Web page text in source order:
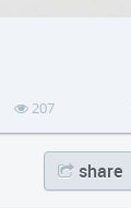
207
share